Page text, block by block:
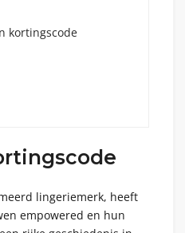
lingeriemerk, heeft
empowered en hun